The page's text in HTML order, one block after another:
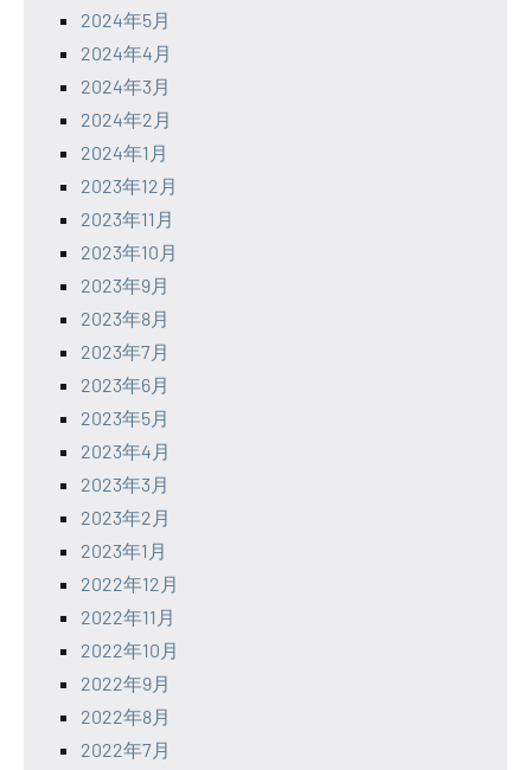
2024年5月
2024年4月
2024年3月
2024年2月
2024年1月
2023年12月
2023年11月
2023年10月
2023年9月
2023年8月
2023年7月
2023年6月
2023年5月
2023年4月
2023年3月
2023年2月
2023年1月
2022年12月
2022年11月
2022年10月
2022年9月
2022年8月
2022年7月